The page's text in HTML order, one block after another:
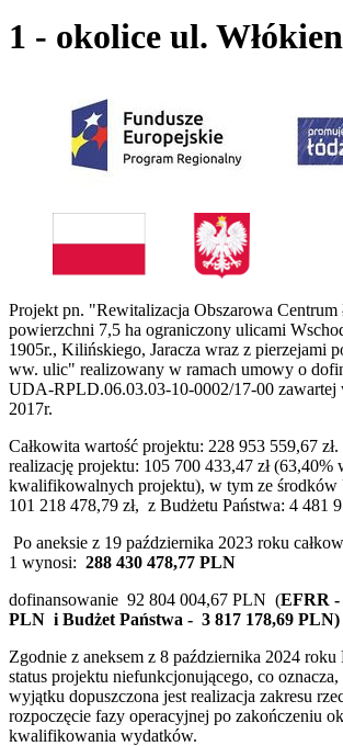
1 - okolice ul.
Projekt pn. "Rewitalizacja Obszarowa Centrum
powierzchni 7,5 ha ograniczony ulicami
1905r., Kilińskiego, Jaracza wraz z pierzejami
ww. ulic" realizowany w ramach umowy o
UDA-RPLD.06.03.03-10-0002/17-00 zawartej
2017r.
Całkowita wartość projektu: 228 953 559,67
realizację projektu: 105 700 433,47 zł (63,40%
kwalifikowalnych projektu), w tym ze środków
101 218 478,79 zł, z Budżetu Państwa: 4 481
Po aneksie z 19 października 2023 roku
1 wynosi: 288 430 478,77 PLN
dofinansowanie 92 804 004,67 PLN (EFRR -
PLN i Budżet Państwa - 3 817 178,69 PLN)
Zgodnie z aneksem z 8 października 2024 roku
status projektu niefunkcjonującego, co oznacza,
wyjątku dopuszczona jest realizacja zakresu
rozpoczęcie fazy operacyjnej po zakończeniu
kwalifikowania wydatków.